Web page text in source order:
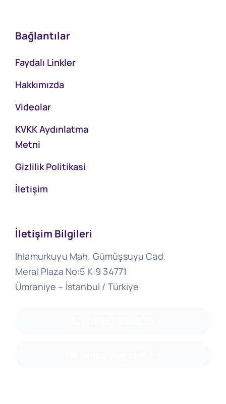
Bağlantılar
Faydalı Linkler
Hakkımızda
Videolar
KVKK Aydınlatma
Metni
Gizlilik Politikasi
İletişim
İletişim Bilgileri
Ihlamurkuyu Mah. Gümüşsuyu Cad.
Meral Plaza No:5 K:9 34771
Ümraniye – İstanbul / Türkiye